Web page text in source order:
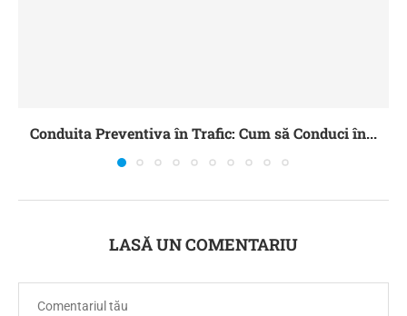
Conduita Preventiva în Trafic: Cum să Conduci în...
LASĂ UN COMENTARIU